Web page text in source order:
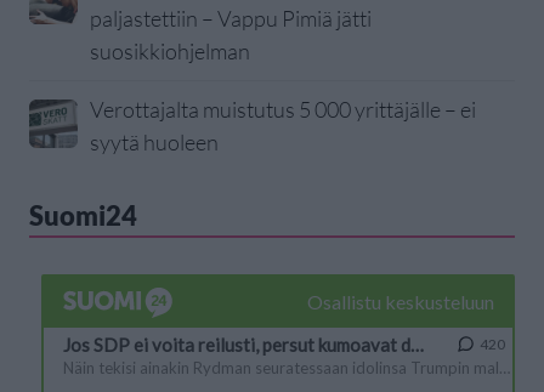
paljastettiin – Vappu Pimiä jätti
suosikkiohjelman
Verottajalta muistutus 5 000 yrittäjälle – ei
syytä huoleen
Suomi24